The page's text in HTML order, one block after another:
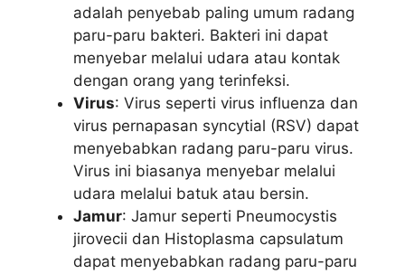
adalah penyebab paling umum radang
paru-paru bakteri. Bakteri ini dapat
menyebar melalui udara atau kontak
dengan orang yang terinfeksi.
Virus: Virus seperti virus influenza dan
virus pernapasan syncytial (RSV) dapat
menyebabkan radang paru-paru virus.
Virus ini biasanya menyebar melalui
udara melalui batuk atau bersin.
Jamur: Jamur seperti Pneumocystis
jirovecii dan Histoplasma capsulatum
dapat menyebabkan radang paru-paru